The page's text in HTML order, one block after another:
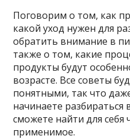
Поговорим о том, как
какой уход нужен для
обратить внимание в
также о том, какие
продукты будут
возрасте. Все советы
понятными, так что
начинаете разбираться
сможете найти для себя
применимое.